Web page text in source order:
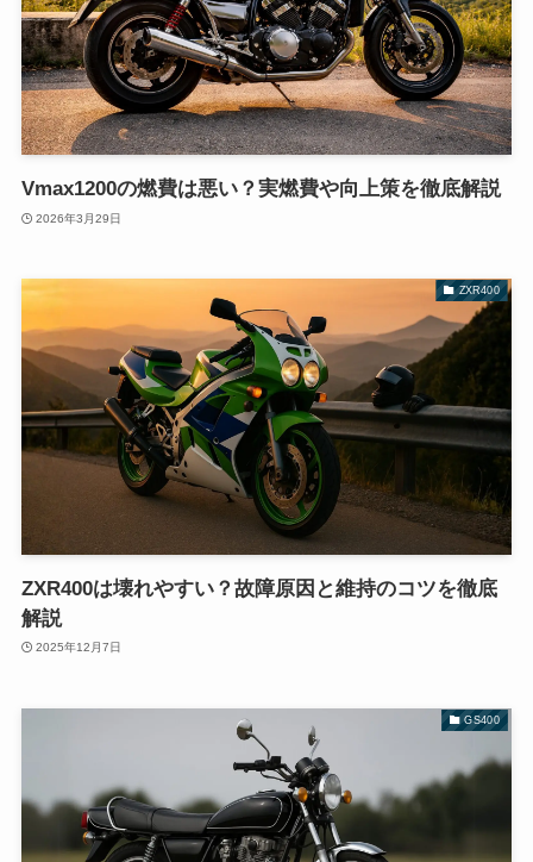
Vmax1200の燃費は悪い？実燃費や向上策を徹底解説
2026年3月29日
ZXR400
ZXR400は壊れやすい？故障原因と維持のコツを徹底
解説
2025年12月7日
GS400